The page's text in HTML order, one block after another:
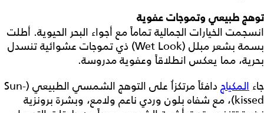
توهج طبيعي وتموجات عفوية
انسجمت الخيارات الجمالية تماماً مع أجواء البحر الحيوية. أطلت
بسمة بشعر مبلل (Wet Look) ذي تموجات عشوائية تنسدل
بحرية، مما يعكس انطلاقاً وعفوية مدروسة.
جاء المكياج
دافئاً مرتكزاُ على التوهج الشمسي الطبيعي (Sun-
kissed)، مع شفاه بلون وردي ناعم ولامع، وبشرة برونزية